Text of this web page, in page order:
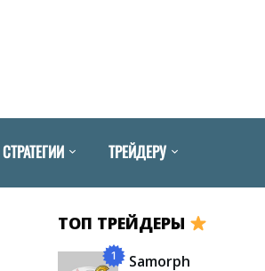
СТРАТЕГИИ ТРЕЙДЕРУ
ТОП ТРЕЙДЕРЫ
1 Samorph